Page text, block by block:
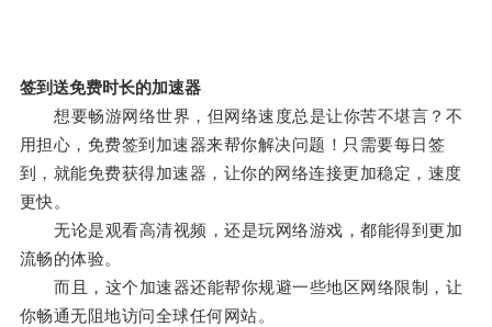
签到送免费时长的加速器
想要畅游网络世界，但网络速度总是让你苦不堪言？不
用担心，免费签到加速器来帮你解决问题！只需要每日签
到，就能免费获得加速器，让你的网络连接更加稳定，速度
更快。
无论是观看高清视频，还是玩网络游戏，都能得到更加
流畅的体验。
而且，这个加速器还能帮你规避一些地区网络限制，让
你畅通无阻地访问全球任何网站。